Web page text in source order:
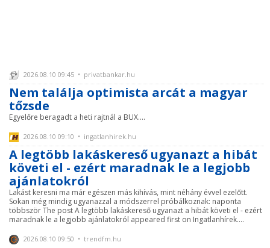
2026.08.10 09:45 • privatbankar.hu
Nem találja optimista arcát a magyar
tőzsde
Egyelőre beragadt a heti rajtnál a BUX....
2026.08.10 09:10 • ingatlanhirek.hu
A legtöbb lakáskereső ugyanazt a hibát
követi el - ezért maradnak le a legjobb
ajánlatokról
Lakást keresni ma már egészen más kihívás, mint néhány évvel ezelőtt.
Sokan még mindig ugyanazzal a módszerrel próbálkoznak: naponta
többször The post A legtöbb lakáskereső ugyanazt a hibát követi el - ezért
maradnak le a legjobb ajánlatokról appeared first on Ingatlanhírek....
2026.08.10 09:50 • trendfm.hu